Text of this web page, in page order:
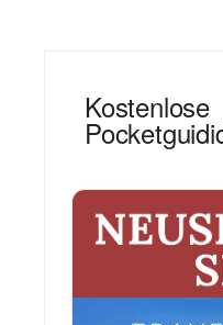
Kostenlose